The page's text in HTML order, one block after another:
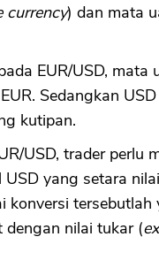
currency) dan mata
EUR/USD, mata
Sedangkan
kutipan.
USD, trader perlu
USD yang setara
konversi tersebutlah
dengan nilai tukar (